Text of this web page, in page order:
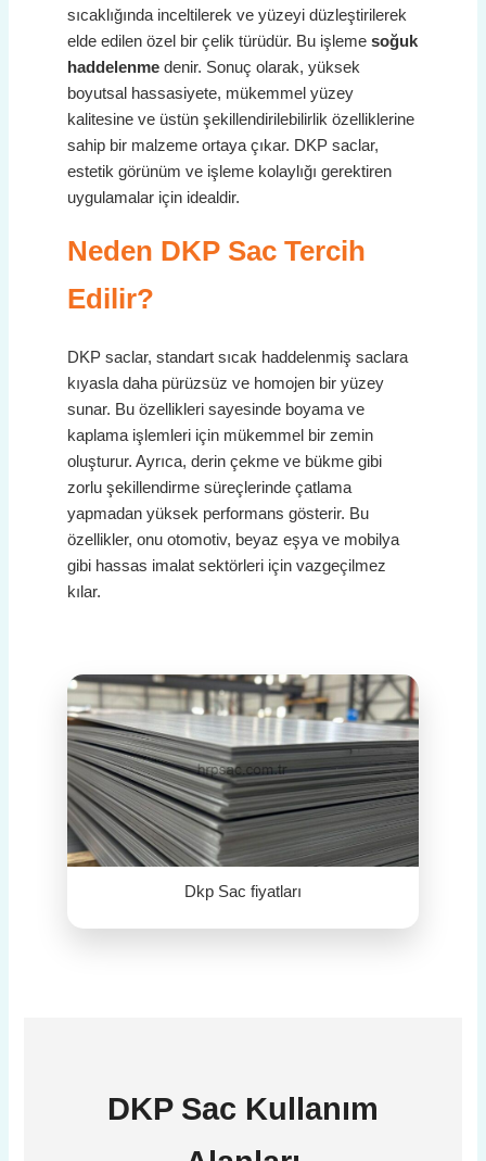
sıcaklığında inceltilerek ve yüzeyi düzleştirilerek
elde edilen özel bir çelik türüdür. Bu işlemesoğuk
haddelenme denir. Sonuç olarak, yüksek
boyutsal hassasiyete, mükemmel yüzey
kalitesine ve üstün şekillendirilebilirlik özelliklerine
sahip bir malzeme ortaya çıkar. DKP saclar,
estetik görünüm ve işleme kolaylığı gerektiren
uygulamalar için idealdir.
Neden DKP Sac Tercih
Edilir?
DKP saclar, standart sıcak haddelenmiş saclara
kıyasla daha pürüzsüz ve homojen bir yüzey
sunar. Bu özellikleri sayesinde boyama ve
kaplama işlemleri için mükemmel bir zemin
oluşturur. Ayrıca, derin çekme ve bükme gibi
zorlu şekillendirme süreçlerinde çatlama
yapmadan yüksek performans gösterir. Bu
özellikler, onu otomotiv, beyaz eşya ve mobilya
gibi hassas imalat sektörleri için vazgeçilmez
kılar.
Dkp Sac fiyatları
DKP Sac Kullanım